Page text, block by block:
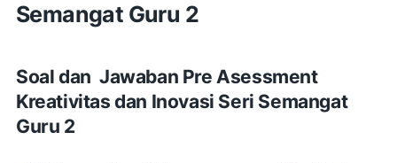
Semangat Guru 2
Soal dan Jawaban Pre Asessment
Kreativitas dan Inovasi Seri Semangat
Guru 2